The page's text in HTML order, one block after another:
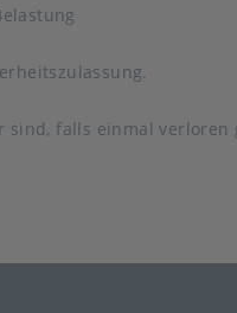
falls einmal verloren